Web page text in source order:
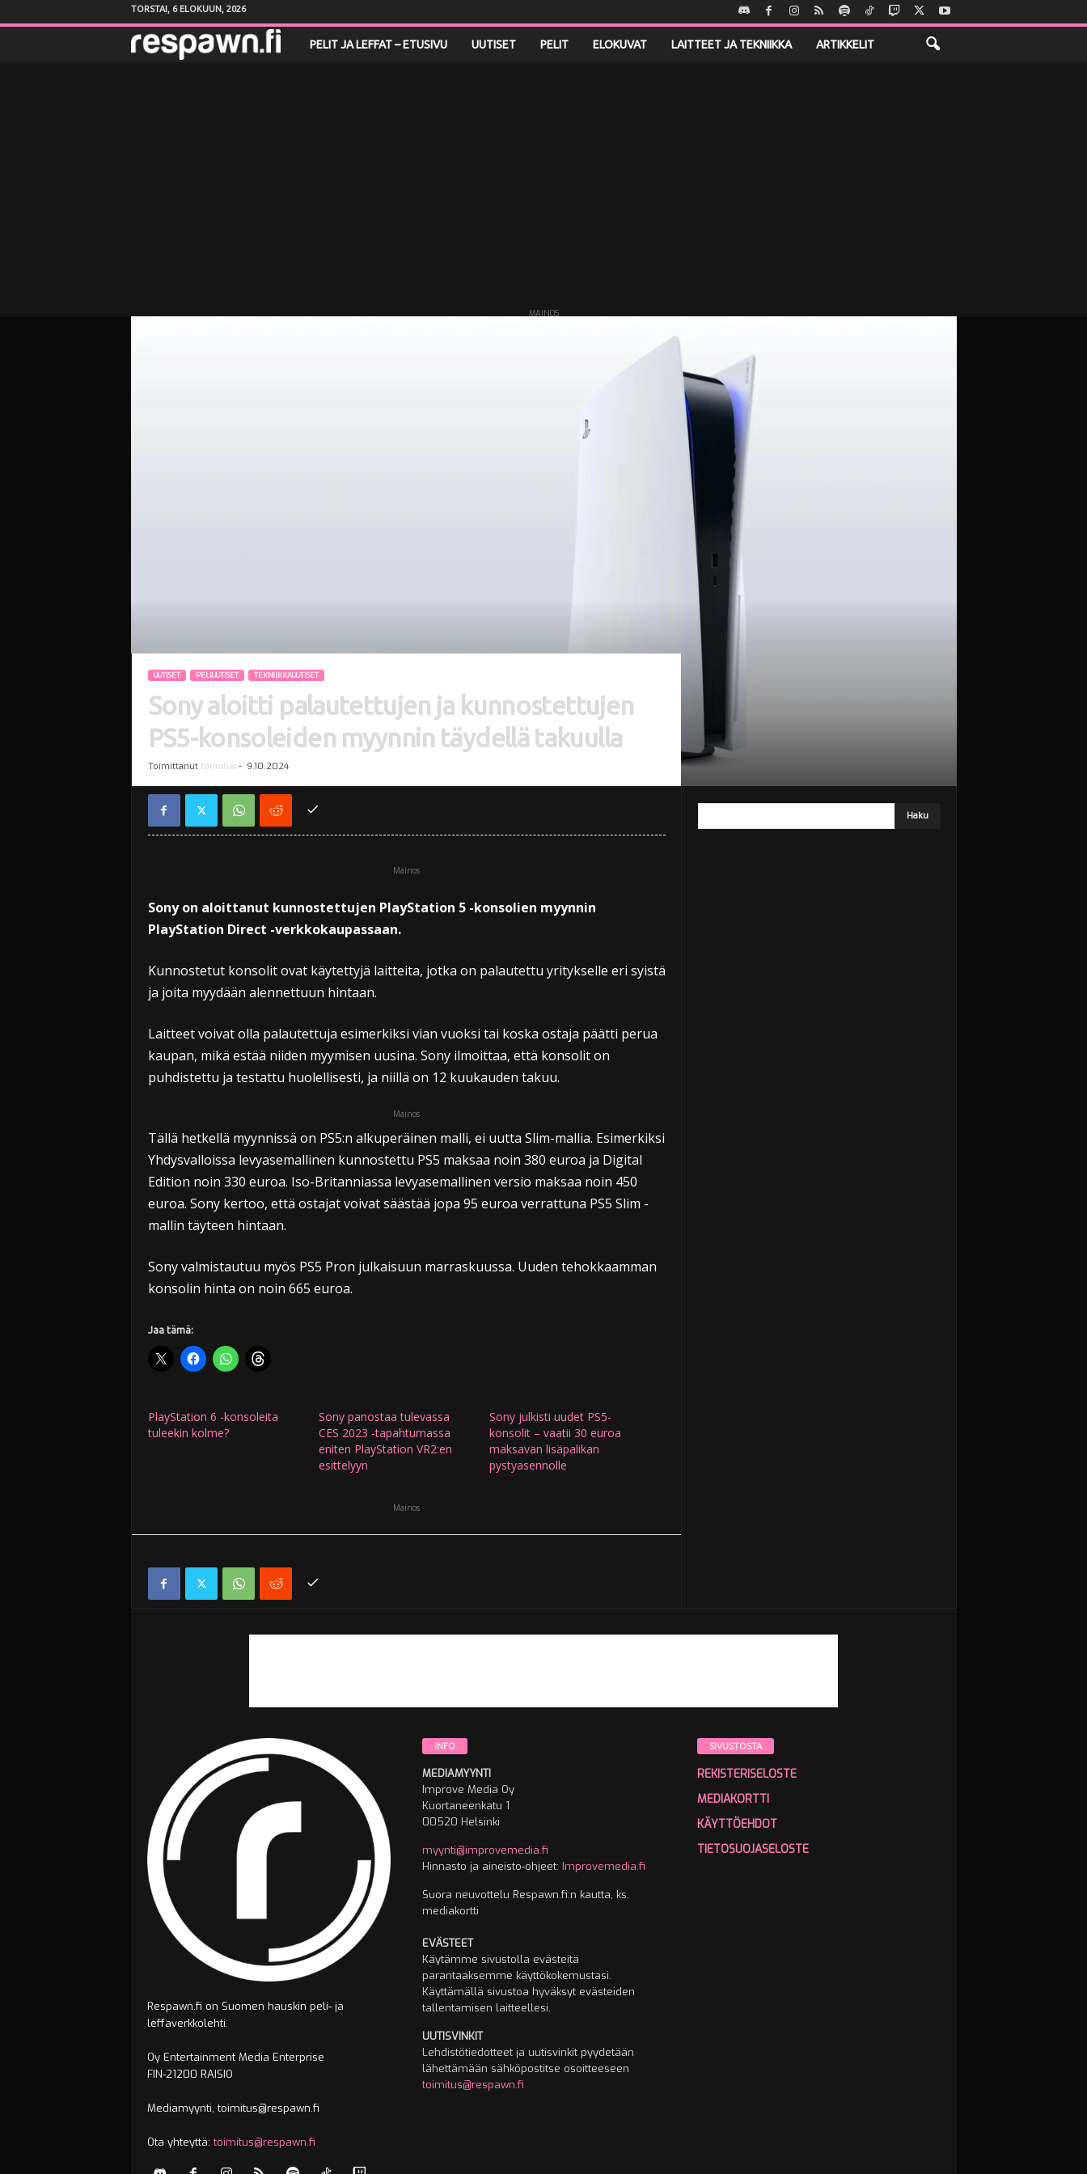
TORSTAI, 6 ELOKUUN, 2026
PELIT JA LEFFAT – ETUSIVU UUTISET PELIT ELOKUVAT LAITTEET JA TEKNIIKKA ARTIKKELIT
MAINOS
UUTISET PELIUUTISET TEKNIIKKAUUTISET
Sony aloitti palautettujen ja kunnostettujen
PS5-konsoleiden myynnin täydellä takuulla
Toimittanut toimitus- 9.10.2024
Mainos
Sony on aloittanut kunnostettujen PlayStation 5 -konsolien myynnin
PlayStation Direct -verkkokaupassaan.
Kunnostetut konsolit ovat käytettyjä laitteita, jotka on palautettu yritykselle eri syistä
ja joita myydään alennettuun hintaan.
Laitteet voivat olla palautettuja esimerkiksi vian vuoksi tai koska ostaja päätti perua
kaupan, mikä estää niiden myymisen uusina. Sony ilmoittaa, että konsolit on
puhdistettu ja testattu huolellisesti, ja niillä on 12 kuukauden takuu.
Mainos
Tällä hetkellä myynnissä on PS5:n alkuperäinen malli, ei uutta Slim-mallia. Esimerkiksi
Yhdysvalloissa levyasemallinen kunnostettu PS5 maksaa noin 380 euroa ja Digital
Edition noin 330 euroa. Iso-Britanniassa levyasemallinen versio maksaa noin 450
euroa. Sony kertoo, että ostajat voivat säästää jopa 95 euroa verrattuna PS5 Slim -
mallin täyteen hintaan.
Sony valmistautuu myös PS5 Pron julkaisuun marraskuussa. Uuden tehokkaamman
konsolin hinta on noin 665 euroa.
Jaa tämä:
PlayStation 6 -konsoleita
tuleekin kolme?
Sony panostaa tulevassa
CES 2023 -tapahtumassa
eniten PlayStation VR2:en
esittelyyn
Sony julkisti uudet PS5-
konsolit – vaatii 30 euroa
maksavan lisäpalikan
pystyasennolle
Mainos
Respawn.fi on Suomen hauskin peli- ja
leffaverkkolehti.
Oy Entertainment Media Enterprise
FIN-21200 RAISIO
Mediamyynti, toimitus@respawn.fi
Ota yhteyttä:toimitus@respawn.fi
INFO
MEDIAMYYNTI
Improve Media Oy
Kuortaneenkatu 1
00520 Helsinki
myynti@improvemedia.fi
Hinnasto ja aineisto-ohjeet: Improvemedia.fi
Suora neuvottelu Respawn.fi:n kautta, ks.
mediakortti
EVÄSTEET
Käytämme sivustolla evästeitä
parantaaksemme käyttökokemustasi.
Käyttämällä sivustoa hyväksyt evästeiden
tallentamisen laitteellesi.
UUTISVINKIT
Lehdistötiedotteet ja uutisvinkit pyydetään
lähettämään sähköpostitse osoitteeseen
toimitus@respawn.fi
SIVUSTOSTA
REKISTERISELOSTE
MEDIAKORTTI
KÄYTTÖEHDOT
TIETOSUOJASELOSTE